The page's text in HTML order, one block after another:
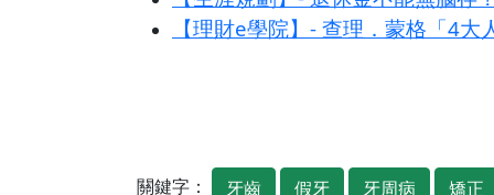
【理財e學院】- 查理．蒙格「4
關鍵字： 牙齒 假牙 牙周病
矯正